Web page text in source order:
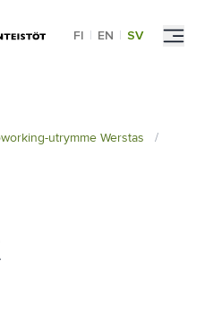
FI | EN | SV
utrymme Werstas
/